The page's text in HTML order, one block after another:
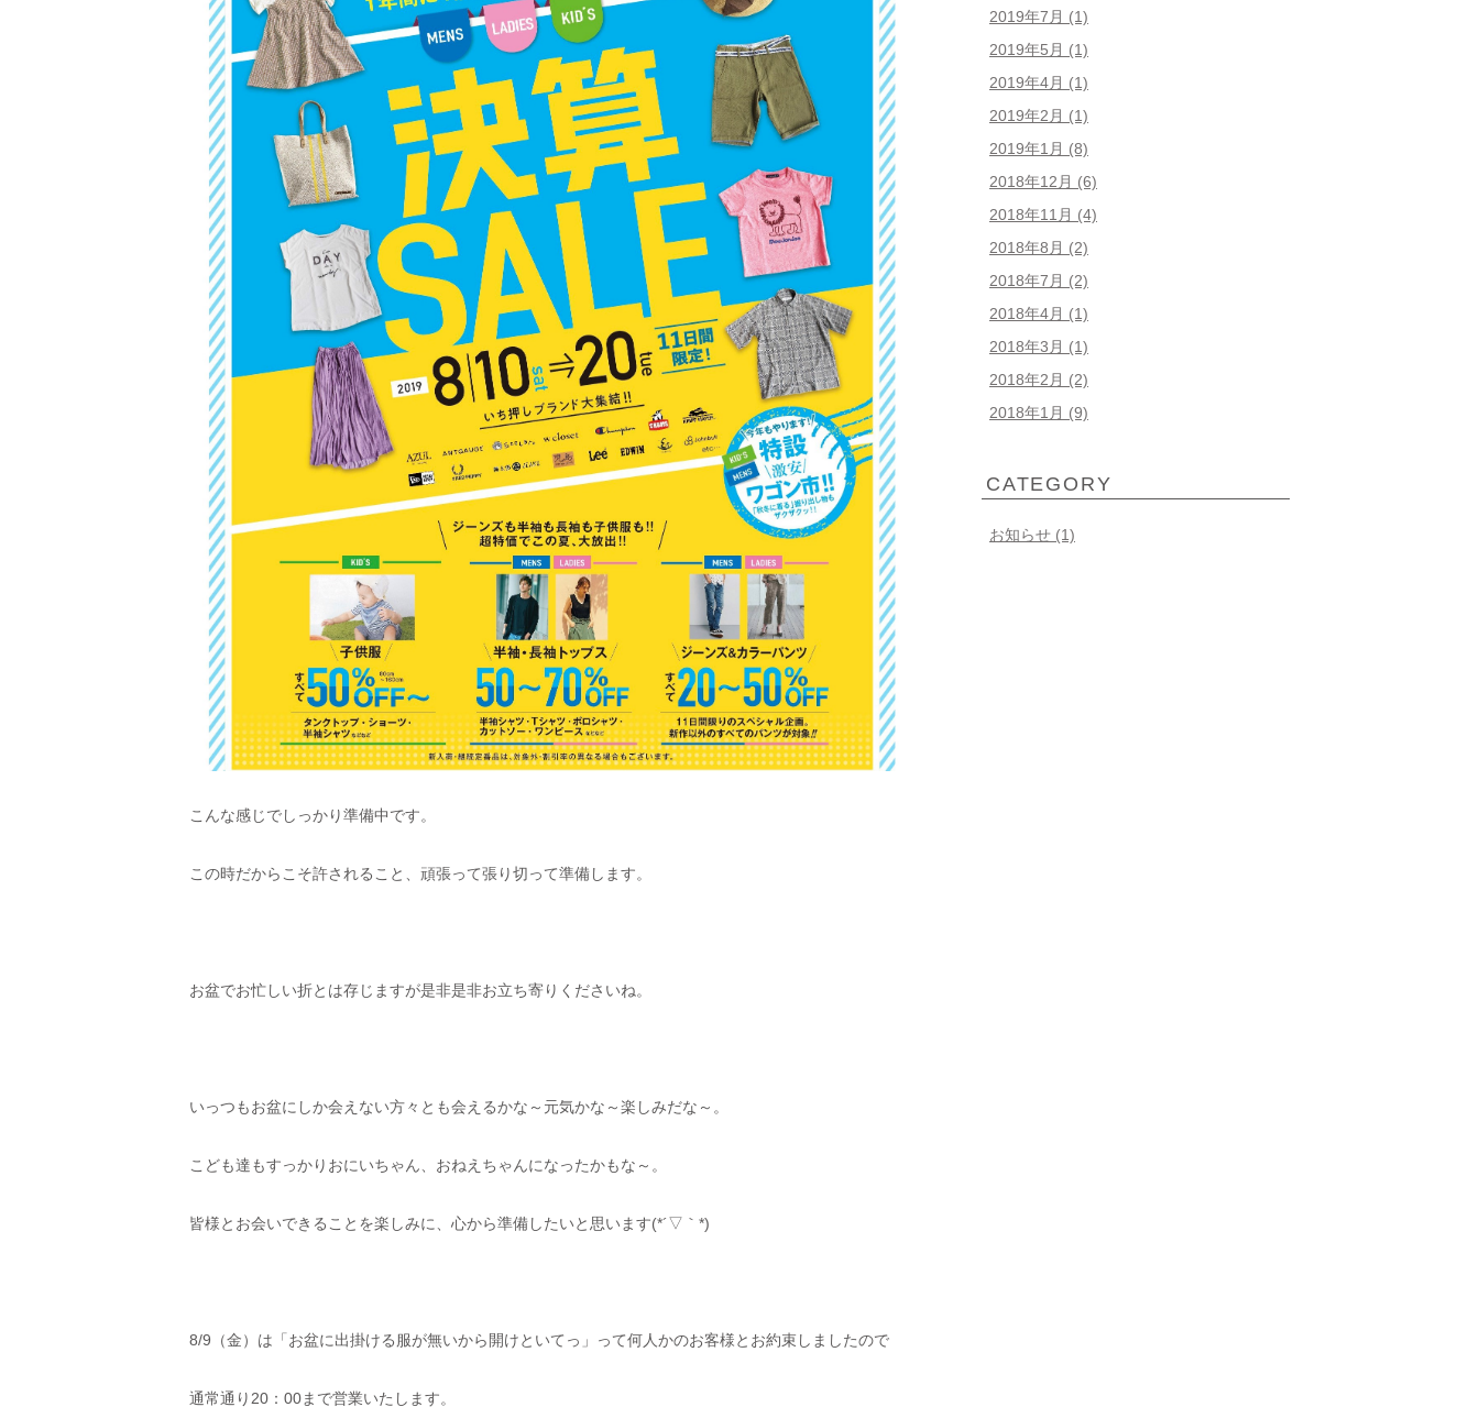
こんな感じでしっかり準備中です。
この時だからこそ許されること、頑張って張り切って準備します。
お盆でお忙しい折とは存じますが是非是非お立ち寄りくださいね。
いっつもお盆にしか会えない方々とも会えるかな～元気かな～楽しみだな～。
こども達もすっかりおにいちゃん、おねえちゃんになったかもな～。
皆様とお会いできることを楽しみに、心から準備したいと思います(*´▽｀*)
8/9（金）は「お盆に出掛ける服が無いから開けといてっ」って何人かのお客様とお約束しましたので
通常通り20：00まで営業いたします。
2019年7月 (1)
2019年5月 (1)
2019年4月 (1)
2019年2月 (1)
2019年1月 (8)
2018年12月 (6)
2018年11月 (4)
2018年8月 (2)
2018年7月 (2)
2018年4月 (1)
2018年3月 (1)
2018年2月 (2)
2018年1月 (9)
CATEGORY
お知らせ (1)